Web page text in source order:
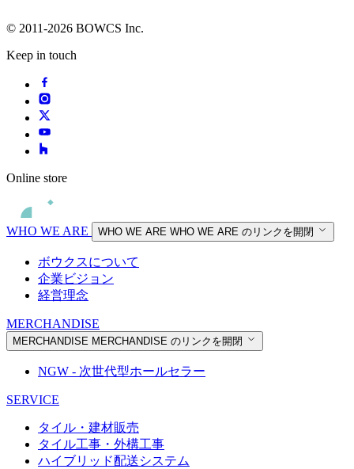
© 2011-2026 BOWCS Inc.
Keep in touch
Online store
WHO WE ARE WHO WE ARE WHO WE ARE のリンクを開閉
ボウクスについて
企業ビジョン
経営理念
MERCHANDISE
MERCHANDISE MERCHANDISE のリンクを開閉
NGW - 次世代型ホールセラー
SERVICE
タイル・建材販売
タイル工事・外構工事
ハイブリッド配送システム